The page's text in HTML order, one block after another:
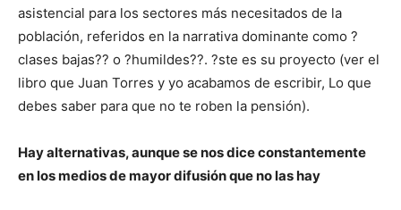
asistencial para los sectores más necesitados de la
población, referidos en la narrativa dominante como ?
clases bajas?? o ?humildes??. ?ste es su proyecto (ver el
libro que Juan Torres y yo acabamos de escribir, Lo que
debes saber para que no te roben la pensión).
Hay alternativas, aunque se nos dice constantemente
en los medios de mayor difusión que no las hay